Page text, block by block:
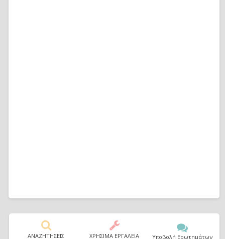
ΑΝΑΖΗΤΗΣΕΙΣ ΧΡΗΣΙΜΑ ΕΡΓΑΛΕΙΑ Υποβολή Ερωτημάτων